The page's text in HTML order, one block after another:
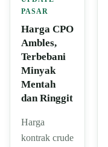
PASAR
Harga CPO
Ambles,
Terbebani
Minyak
Mentah
dan Ringgit
Harga
kontrak crude